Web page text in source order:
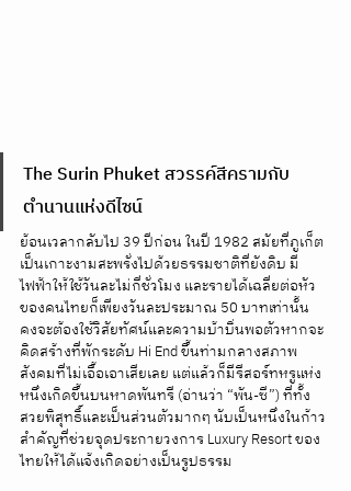
The Surin Phuket สวรรค์สีครามกับ
ตำนานแห่งดีไซน์
ย้อนเวลากลับไป 39 ปีก่อน ในปี 1982 สมัยที่ภูเก็ต
เป็นเกาะงามสะพรั่งไปด้วยธรรมชาติที่ยังดิบ มี
ไฟฟ้าให้ใช้วันละไม่กี่ชั่วโมง และรายได้เฉลี่ยต่อหัว
ของคนไทยก็เพียงวันละประมาณ 50 บาทเท่านั้น
คงจะต้องใช้วิสัยทัศน์และความบ้าบิ่นพอตัวหากจะ
คิดสร้างที่พักระดับ Hi End ขึ้นท่ามกลางสภาพ
สังคมที่ไม่เอื้อเอาเสียเลย แต่แล้วก็มีรีสอร์ทหรูแห่ง
หนึ่งเกิดขึ้นบนหาดพันทรี (อ่านว่า “พัน-ซี”) ที่ทั้ง
สวยพิสุทธิ์และเป็นส่วนตัวมากๆ นับเป็นหนึ่งในก้าว
สำคัญที่ช่วยจุดประกายวงการ Luxury Resort ของ
ไทยให้ได้แจ้งเกิดอย่างเป็นรูปธรรม